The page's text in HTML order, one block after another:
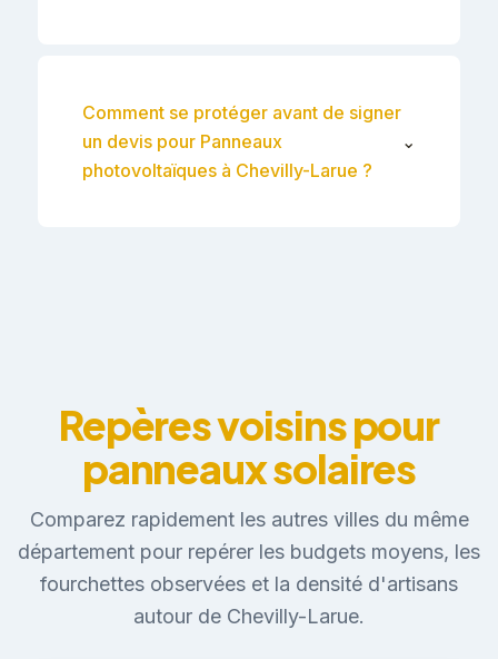
Comment se protéger avant de signer
un devis pour Panneaux
photovoltaïques à Chevilly-Larue ?
⌄
Repères voisins pour
panneaux solaires
Comparez rapidement les autres villes du même
département pour repérer les budgets moyens, les
fourchettes observées et la densité d'artisans
autour de Chevilly-Larue.